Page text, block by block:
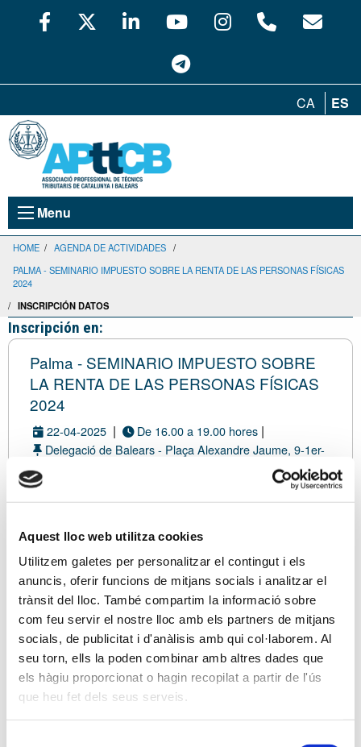
Aquest lloc web utilitza cookies
Utilitzem galetes per personalitzar el contingut i els
anuncis, oferir funcions de mitjans socials i analitzar el
trànsit del lloc. També compartim la informació sobre
com feu servir el nostre lloc amb els partners de mitjans
socials, de publicitat i d'anàlisis amb qui col·laborem. Al
seu torn, ells la poden combinar amb altres dades que
els hàgiu proporcionat o hagin recopilat a partir de l'ús
que heu fet dels seus serveis.
CA ES
Menu
HOME / AGENDA DE ACTIVIDADES /
PALMA - SEMINARIO IMPUESTO SOBRE LA RENTA DE LAS PERSONAS FÍSICAS
2024
/ INSCRIPCIÓN DATOS
Inscripción en:
Palma - SEMINARIO IMPUESTO SOBRE
LA RENTA DE LAS PERSONAS FÍSICAS
2024
22-04-2025 | De 16.00 a 19.00 hores |
Delegació de Balears - Plaça Alexandre Jaume, 9-1er-
1a
|
Modalidad presencial
DATOS TARIFA ASISTENTES RESUMENCONFIRMACIÓN
Eres asociado/a?
Si ya eres asociado/a, tus datos de contacto se
cargarán directamente en el proceso de
inscripción desde su ficha. Además, te
beneficiarás de unas tarifas especiales.